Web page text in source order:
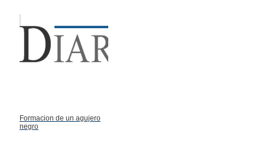
Formacion de un agujero
negro